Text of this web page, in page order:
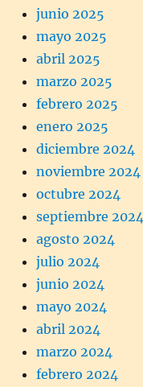
junio 2025
mayo 2025
abril 2025
marzo 2025
febrero 2025
enero 2025
diciembre 2024
noviembre 2024
octubre 2024
septiembre 2024
agosto 2024
julio 2024
junio 2024
mayo 2024
abril 2024
marzo 2024
febrero 2024